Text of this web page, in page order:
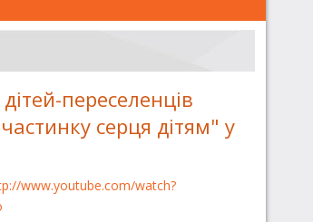
переселенців
серця дітям" у
www.youtube.com/watch?